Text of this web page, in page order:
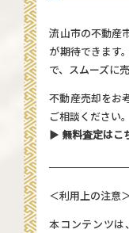
流山市の不動産
が期待できます
で、スムーズに
不動産売却をお
ご相談ください。
▶ 無料査定はこ
＜利用上の注意
本コンテンツは